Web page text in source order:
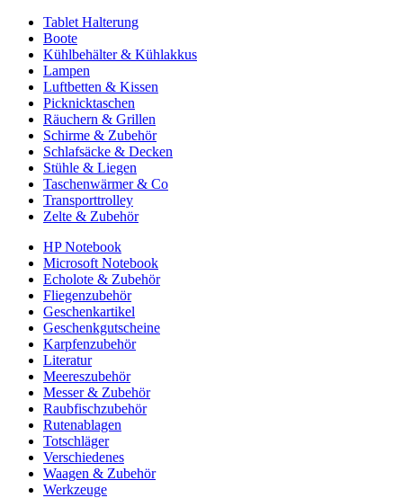
Tablet Halterung
Boote
Kühlbehälter & Kühlakkus
Lampen
Luftbetten & Kissen
Picknicktaschen
Räuchern & Grillen
Schirme & Zubehör
Schlafsäcke & Decken
Stühle & Liegen
Taschenwärmer & Co
Transporttrolley
Zelte & Zubehör
HP Notebook
Microsoft Notebook
Echolote & Zubehör
Fliegenzubehör
Geschenkartikel
Geschenkgutscheine
Karpfenzubehör
Literatur
Meereszubehör
Messer & Zubehör
Raubfischzubehör
Rutenablagen
Totschläger
Verschiedenes
Waagen & Zubehör
Werkzeuge